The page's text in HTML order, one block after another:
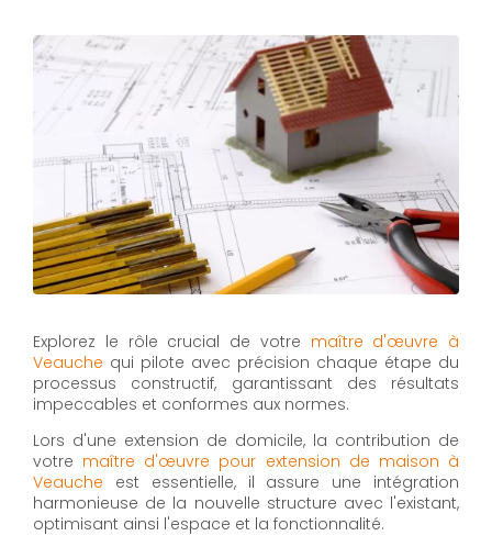
Explorez le rôle crucial de votre maître d'œuvre à
Veauche qui pilote avec précision chaque étape du
processus constructif, garantissant des résultats
impeccables et conformes aux normes.
Lors d'une extension de domicile, la contribution de
votre maître d'œuvre pour extension de maison à
Veauche est essentielle, il assure une intégration
harmonieuse de la nouvelle structure avec l'existant,
optimisant ainsi l'espace et la fonctionnalité.